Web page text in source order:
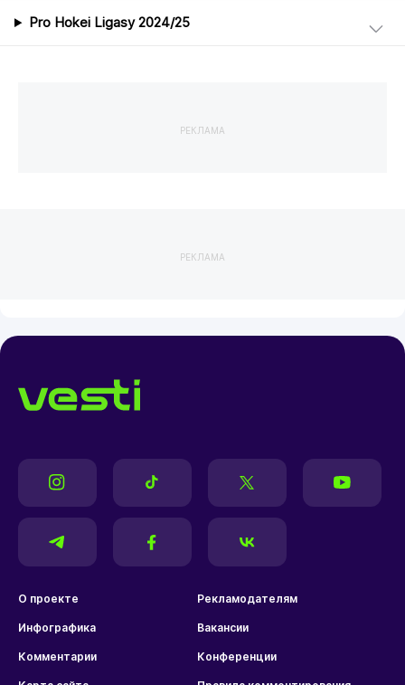
Pro Hokei Ligasy 2024/25
РЕКЛАМА
РЕКЛАМА
О проекте Рекламодателям
Инфографика Вакансии
Комментарии Конференции